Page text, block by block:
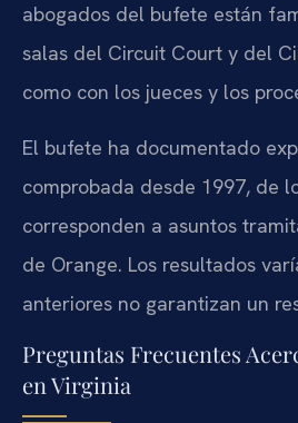
abogados del bufete están
salas del Circuit Court y del
como con los jueces y los
El bufete ha documentado
comprobada desde 1997, de
corresponden a asuntos
de Orange. Los resultados
anteriores no garantizan un
Preguntas Frecuentes
en Virginia